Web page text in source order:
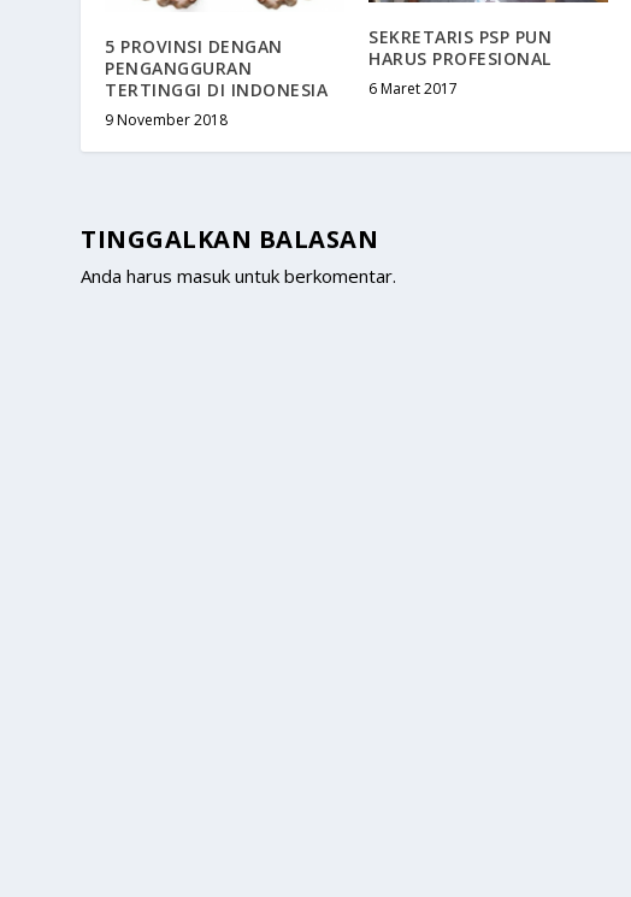
5 PROVINSI DENGAN
PENGANGGURAN
TERTINGGI DI INDONESIA
9 November 2018
SEKRETARIS PSP PUN
HARUS PROFESIONAL
6 Maret 2017
TINGGALKAN BALASAN
Anda harusmasuk untuk berkomentar.